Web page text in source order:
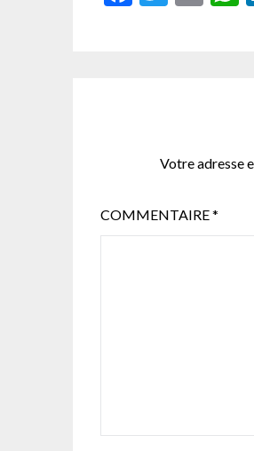
Votre adresse
COMMENTAIRE*